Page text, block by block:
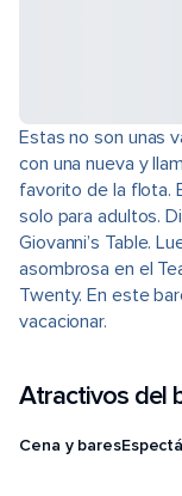
Estas no son unas
con una nueva y
favorito de la flota.
solo para adultos.
Giovanni’s Table.
asombrosa en el
Twenty. En este
vacacionar.
Atractivos del
Cena y bares